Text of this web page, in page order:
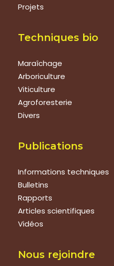
Projets
Techniques bio
Maraîchage
Arboriculture
Viticulture
Agroforesterie
Divers
Publications
Informations techniques
Bulletins
Rapports
Articles scientifiques
Vidéos
Nous rejoindre